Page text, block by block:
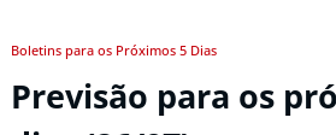
Boletins para os Próximos 5 Dias
Previsão para os